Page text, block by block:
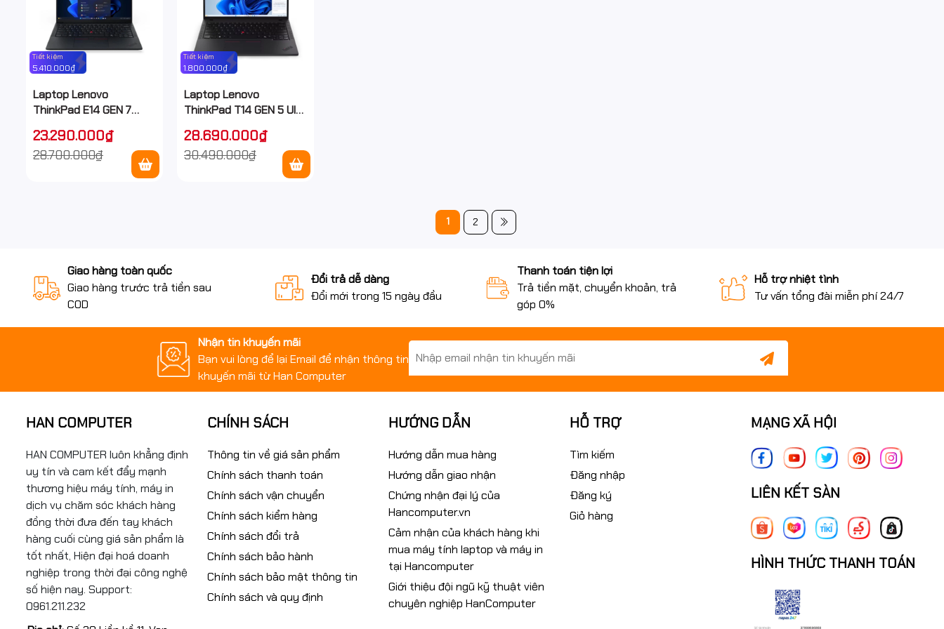
Tiết kiệm
5.410.000₫
Laptop Lenovo
ThinkPad E14 GEN 7
512GB SSD/ 14 inch
WUXGA/ NoOS/ Black/
23.290.000₫
28.700.000₫
Tiết kiệm
1.800.000₫
Laptop Lenovo
ThinkPad T14 GEN 5 Ult
512GB SSD/ 14 inch
WUXGA/ NoOS/ Black/
28.690.000₫
30.490.000₫
1 2
Giao hàng toàn quốc
Giao hàng trước trả tiền sau
COD
Đổi trả dễ dàng
Đổi mới trong 15 ngày đầu
Thanh toán tiện lợi
Trả tiền mặt, chuyển khoản, trả
góp 0%
Hỗ trợ nhiệt tình
Tư vấn tổng đài miễn phí 24/7
Nhận tin khuyến mãi
Bạn vui lòng để lại Email để nhận thông tin
khuyến mãi từ Han Computer
HAN COMPUTER
HAN COMPUTER luôn khẳng định
uy tín và cam kết đẩy mạnh
thương hiệu máy tính, máy in
dịch vụ chăm sóc khách hàng
đồng thời đưa đến tay khách
hàng cuối cùng giá sản phẩm là
tốt nhất, Hiện đại hoá doanh
nghiệp trong thời đại công nghệ
số hiện nay. Support:
0961.211.232
CHÍNH SÁCH
Thông tin về giá sản phẩm
Chính sách thanh toán
Chính sách vận chuyển
Chính sách kiểm hàng
Chính sách đổi trả
Chính sách bảo hành
Chính sách bảo mật thông tin
Chính sách và quy định
HƯỚNG DẪN
Hướng dẫn mua hàng
Hướng dẫn giao nhận
Chứng nhận đại lý của
Hancomputer.vn
Cảm nhận của khách hàng khi
mua máy tính laptop và máy in
tại Hancomputer
Giới thiệu đội ngũ kỹ thuật viên
chuyên nghiệp HanComputer
HỖ TRỢ
Tìm kiếm
Đăng nhập
Đăng ký
Giỏ hàng
MẠNG XÃ HỘI
LIÊN KẾT SÀN
HÌNH THỨC THANH TOÁN